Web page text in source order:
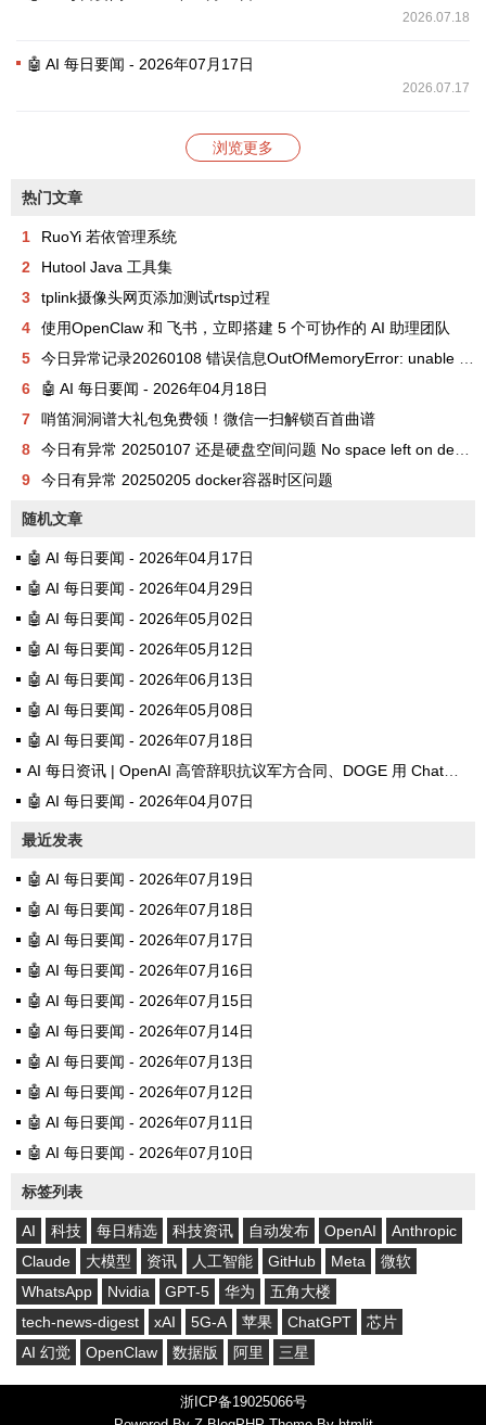
2026.07.18
🤖 AI 每日要闻 - 2026年07月17日
2026.07.17
浏览更多
热门文章
1
RuoYi 若依管理系统
2
Hutool Java 工具集
3
tplink摄像头网页添加测试rtsp过程
4
使用OpenClaw 和 飞书，立即搭建 5 个可协作的 AI 助理团队
5
今日异常记录20260108 错误信息OutOfMemoryError: unable to create new native thread
6
🤖 AI 每日要闻 - 2026年04月18日
7
哨笛洞洞谱大礼包免费领！微信一扫解锁百首曲谱
8
今日有异常 20250107 还是硬盘空间问题 No space left on device
9
今日有异常 20250205 docker容器时区问题
随机文章
🤖 AI 每日要闻 - 2026年04月17日
🤖 AI 每日要闻 - 2026年04月29日
🤖 AI 每日要闻 - 2026年05月02日
🤖 AI 每日要闻 - 2026年05月12日
🤖 AI 每日要闻 - 2026年06月13日
🤖 AI 每日要闻 - 2026年05月08日
🤖 AI 每日要闻 - 2026年07月18日
AI 每日资讯 | OpenAI 高管辞职抗议军方合同、DOGE 用 ChatGPT 砍资助
🤖 AI 每日要闻 - 2026年04月07日
最近发表
🤖 AI 每日要闻 - 2026年07月19日
🤖 AI 每日要闻 - 2026年07月18日
🤖 AI 每日要闻 - 2026年07月17日
🤖 AI 每日要闻 - 2026年07月16日
🤖 AI 每日要闻 - 2026年07月15日
🤖 AI 每日要闻 - 2026年07月14日
🤖 AI 每日要闻 - 2026年07月13日
🤖 AI 每日要闻 - 2026年07月12日
🤖 AI 每日要闻 - 2026年07月11日
🤖 AI 每日要闻 - 2026年07月10日
标签列表
AI 科技 每日精选 科技资讯 自动发布 OpenAI
Anthropic
Claude
大模型 资讯 人工智能 GitHub Meta
微软
WhatsApp
Nvidia GPT-5 华为
五角大楼
tech-news-digest
xAI 5G-A 苹果 ChatGPT
芯片
AI 幻觉
OpenClaw 数据版 阿里 三星
浙ICP备19025066号